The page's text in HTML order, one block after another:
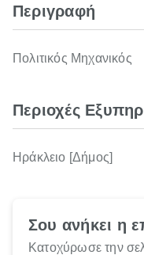
Περιγραφή
Πολιτικός Μηχανικός
Περιοχές
Ηράκλειο [Δήμος]
Σου ανήκει η
Κατοχύρωσε την